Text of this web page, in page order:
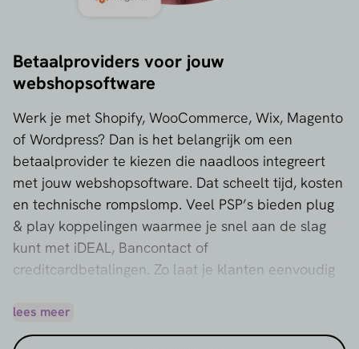
Betaalproviders voor jouw
webshopsoftware
Werk je met Shopify, WooCommerce, Wix, Magento
of Wordpress? Dan is het belangrijk om een
betaalprovider te kiezen die naadloos integreert
met jouw webshopsoftware. Dat scheelt tijd, kosten
en technische rompslomp. Veel PSP’s bieden plug
& play koppelingen waarmee je snel aan de slag
kunt met iDEAL, Bancontact of
creditcardbetalingen. Zo laat je klanten eenvoudig
Bekijk en vergelijk in de sectie 'Betaalproviders per
lees meer